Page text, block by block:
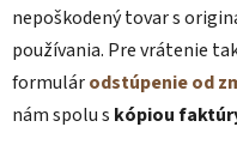
nepoškodený tovar s
používania. Pre vrátenie
formulárodstúpenie od
nám spolu s kópiou